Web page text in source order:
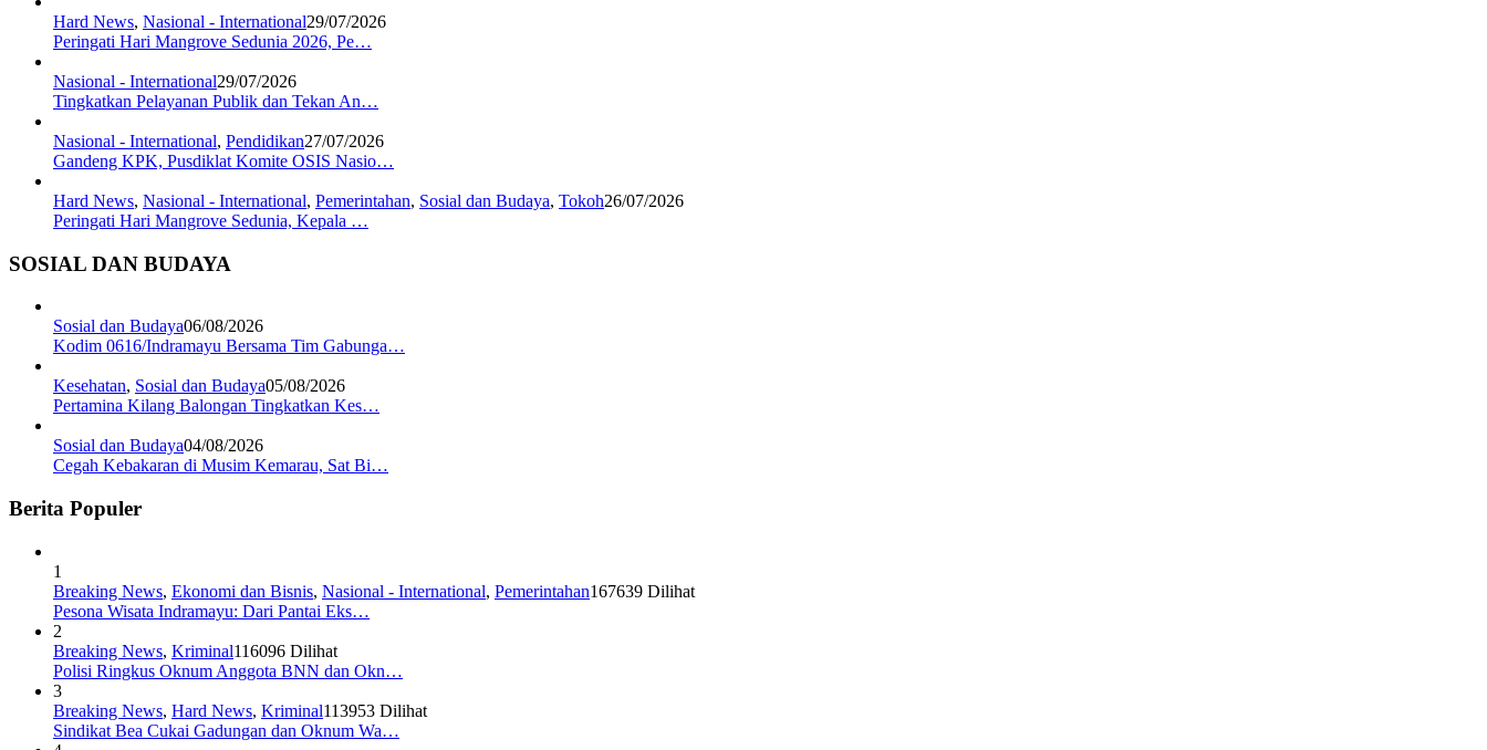
Hard News, Nasional - International29/07/2026
Peringati Hari Mangrove Sedunia 2026, Pe…
Nasional - International29/07/2026
Tingkatkan Pelayanan Publik dan Tekan An…
Nasional - International, Pendidikan27/07/2026
Gandeng KPK, Pusdiklat Komite OSIS Nasio…
Hard News, Nasional - International, Pemerintahan, Sosial dan Budaya, Tokoh26/07/2026
Peringati Hari Mangrove Sedunia, Kepala …
SOSIAL DAN BUDAYA
Sosial dan Budaya06/08/2026
Kodim 0616/Indramayu Bersama Tim Gabunga…
Kesehatan, Sosial dan Budaya05/08/2026
Pertamina Kilang Balongan Tingkatkan Kes…
Sosial dan Budaya04/08/2026
Cegah Kebakaran di Musim Kemarau, Sat Bi…
Berita Populer
1
Breaking News, Ekonomi dan Bisnis, Nasional - International, Pemerintahan167639 Dilihat
Pesona Wisata Indramayu: Dari Pantai Eks…
2
Breaking News, Kriminal116096 Dilihat
Polisi Ringkus Oknum Anggota BNN dan Okn…
3
Breaking News, Hard News, Kriminal113953 Dilihat
Sindikat Bea Cukai Gadungan dan Oknum Wa…